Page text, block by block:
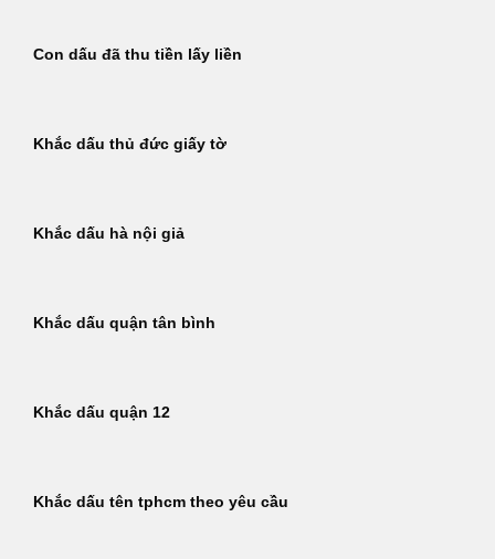
Con dấu đã thu tiền lấy liền
Khắc dấu thủ đức giấy tờ
Khắc dấu hà nội giả
Khắc dấu quận tân bình
Khắc dấu quận 12
Khắc dấu tên tphcm theo yêu cầu